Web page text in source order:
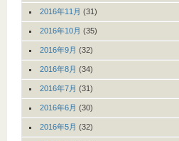
2016年11月 (31)
2016年10月 (35)
2016年9月 (32)
2016年8月 (34)
2016年7月 (31)
2016年6月 (30)
2016年5月 (32)